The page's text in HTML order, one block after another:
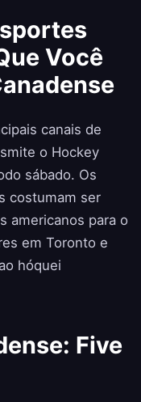
Você
canais de
o Hockey
sábado. Os
costumam ser
americanos para o
em Toronto e
hóquei
Five